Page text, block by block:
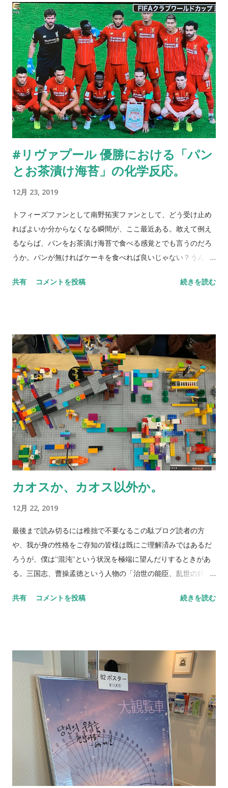
っしゃったのだ。 前述の書籍中に「稼ぐに追いつく貧乏なし」
という言葉があった。フーテンの寅さんの名言だ（いや諺
だ）。趣味や遊びやたまの贅沢がたとえ労働力再生の道...
突き刺さりそうだ。 誰もが時間的制約の中で生きている。死を
恐れて生きるほど愚かなものはない、とは口が裂けても吐ける
言葉では無いが、人間いつかは命尽きるときがやってくる。だ
からこそ問題点は「いつ死ぬか」ではなく「どう死ぬか」もっ
と言うと「死ぬまでどう生きるか」に事の本質があるのだろ
う。 子供の頃に一度だけ死にかけたことがある。詳細は別の場
に譲ろうとは思うが、もしそこが最期だったとしたら、その人
生を僕は満足に生きていたのだろうかと大人になった今でも
時々思い出してしまうのだ。勿論そのときには意識が無いので
周りに迷惑ばかりをかけたのだろうけれど。 「スター・ウォー
ズ/スカイウォーカーの夜明け」が公開されて5日。小学生低学
年だった1977年、両親に連れられて映画館に行った第一作目
トルが付いているが）の記憶は、今や僕の頭の中の消しゴムが
全てイレースしている。 しかしながら映画の素晴らしさやSFの
醍醐味という僕の人格の一部を受け持っているこれらの要素
は、いつまでも脳みその中でグルグルとうごめき続けている。
続編が出るたびにその要素が多く貯まっていき、ときには外に
る。 そんな、僕らの時代を席巻してきた”スペースオペラ”が遂
選んで、この三時間に迫る大作を鑑賞した。 始まりあるものは
必ず終わりを迎える。そして次の世代を切り開いていく。評価
などどうでもいい。この終焉を迎えるときを...
#リヴァプール 優勝における「パン
とお茶漬け海苔」の化学反応。
12月 23, 2019
トフィーズファンとして南野拓実ファンとして、どう受け止め
ればよいか分からなくなる瞬間が、ここ最近ある。敢えて例え
るならば、パンをお茶漬け海苔で食べる感覚とでも言うのだろ
うか。パンが無ければケーキを食べれば良いじゃない？うん。
対面にいるレッズが、FIFAクラブワールドカップチャンピオン
た試合でもあった。 何よりユルゲン・クロップ監督でもあるの
だ。稀代のモチベーターでもある。選手の気持ちを高め鼓舞す
るあの熱いベンチワークもさることながら、細部に及ぶ配慮が
実に素晴らしいのだと、何処かの誰かの解説か文章を読んだ記
憶（もうそれは記憶と呼べないくらい曖昧な表現）がある。 サ
ッカーにおいてモチベーションとは本当に大事な栄養素だ。
「パン（またはケーキ）にお茶漬け海苔」にどの程度のエネル
ギーが含まれているのかは検討もつかないが、とは言え化学反
応（消化不良も一種の化学反応と言えば化学反応だ）という新
たな側面を出す可能性も無くはない。 我らがトフィーズは、イ
タリア人監督カルロ・アンチェロッティと5年という契約を結ん
トル、そしてイングランド・プレミアリーグにおける成績（え
っと）。このマスターの元で、エヴァートンはここから復活の
狼煙を上げる。 リヴァプール勝ち点49の首位。エヴァートン勝
ち点19の15位。ボトムハーフというよりまさに降格圏内にどっ
ぷり足を突っ込んでいる状況でこんなことを言うのも何だが、
いる。まずは監督を信じて上位を目指し戦うべし、だ。 蛇足に
の上に味付け海苔を数枚乗せて食べる。刻みにしてまぶしても
よし。これが意外と悪くないのだ。 NEVER STOP,NEVER
GIVE UP
共有 コメントを投稿 続きを読む
カオスか、カオス以外か。
12月 22, 2019
最後まで読み切るには稚拙で不要なるこの駄ブログ読者の方
や、我が身の性格をご存知の皆様は既にご理解済みではあるだ
ろうが、僕は”混沌”という状況を極端に望んだりするときがあ
る。三国志、曹操孟徳という人物の「治世の能臣、乱世の奸
はさておき、そんな”混沌”という言葉がぴったりな場面が他に
足を踏み入れた。 FIRST LEGO League Jr.東日本大会。42組の
少年少女がLEGO®を使って作品を作り、動かしそしてプレゼ
ンテーションを行なうという過酷な戦いに、我らのパダワン4名
が参戦した。単純計算として42組×4名=168名もの子供たちがそ
の場に存在したことになり、天文学的数字に気が遠くなる。
”未来の街を作る”というテーマのもと、チームのテーブルが思
い思いの作品で彩られる。僕は各テーブルを廻ってその作品を
見て感じて話を聴く。やはりLEGOを駆使する子供たちの能力
は素晴らしいものがある。言動もそうだが作品の出来栄えは更
共有 コメントを投稿 続きを読む